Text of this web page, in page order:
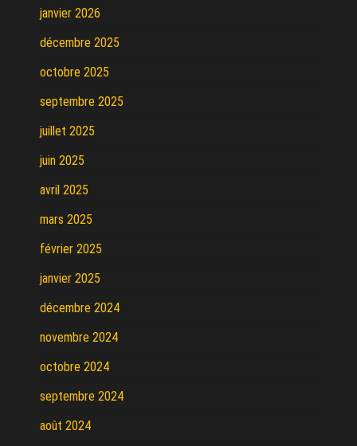
janvier 2026
décembre 2025
octobre 2025
septembre 2025
juillet 2025
juin 2025
avril 2025
mars 2025
février 2025
janvier 2025
décembre 2024
novembre 2024
octobre 2024
septembre 2024
août 2024